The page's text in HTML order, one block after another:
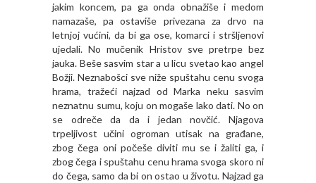
jakim koncem, pa ga onda obnažiše i medom
namazaše, pa ostaviše privezana za drvo na
letnjoj vućini, da bi ga ose, komarci i stršljenovi
ujedali. No mučenik Hristov sve pretrpe bez
jauka. Beše sasvim star a u licu svetao kao angel
Božji. Neznabošci sve niže spuštahu cenu svoga
hrama, tražeći najzad od Marka neku sasvim
neznatnu sumu, koju on mogaše lako dati. No on
se odreče da da i jedan novčić. Njagova
trpeljivost učini ogroman utisak na građane,
zbog čega oni počeše diviti mu se i žaliti ga, i
zbog čega i spuštahu cenu hrama svoga skoro ni
do čega, samo da bi on ostao u životu. Najzad ga